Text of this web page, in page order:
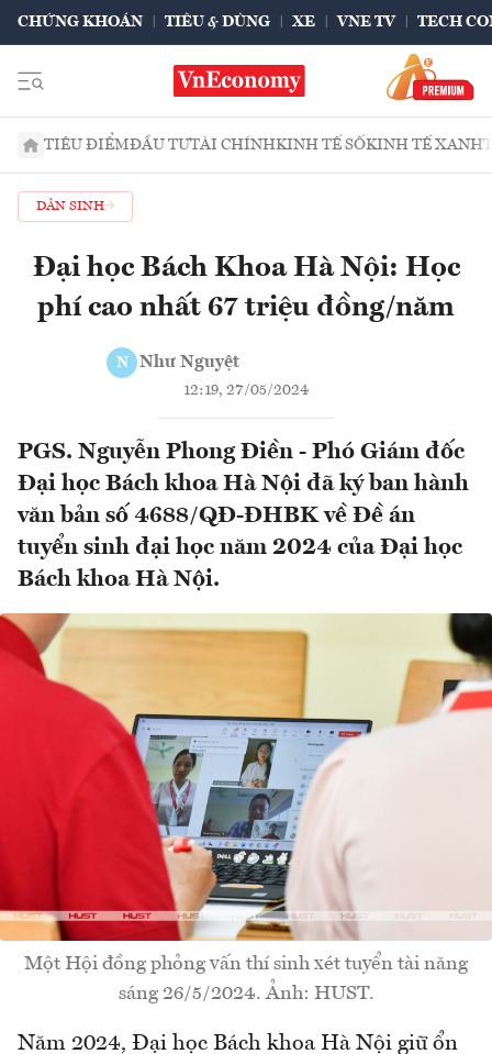
CHỨNG KHOÁN TIÊU & DÙNG XE VNE TV TECH
TIÊU ĐIỂMĐẦU TƯTÀI CHÍNHKINH TẾ SỐKINH TẾ XANH
DÂN SINH
Đại học Bách Khoa Hà Nội: Học
phí cao nhất 67 triệu đồng/năm
N Như Nguyệt
12:19, 27/05/2024
PGS. Nguyễn Phong Điền - Phó Giám đốc
Đại học Bách khoa Hà Nội đã ký ban hành
văn bản số 4688/QĐ-ĐHBK về Đề án
tuyển sinh đại học năm 2024 của Đại học
Bách khoa Hà Nội.
Một Hội đồng phỏng vấn thí sinh xét tuyển tài năng
sáng 26/5/2024. Ảnh: HUST.
Năm 2024, Đại học Bách khoa Hà Nội giữ ổn